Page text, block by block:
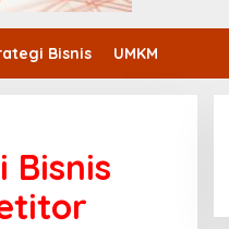
Bisnis UMKM
Bisnis